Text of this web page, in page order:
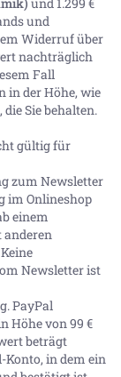
und 1.299 €
und
Widerruf über
nachträglich
Fall
in der Höhe, wie
Sie behalten.
gültig für
zum Newsletter
im Onlineshop
einem
anderen
Newsletter ist
PayPal
Höhe von99 €
beträgt
Konto, in dem ein